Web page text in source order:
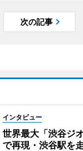
次の記事
インタビュー
世界最大「渋谷ジ
で再現・渋谷駅を